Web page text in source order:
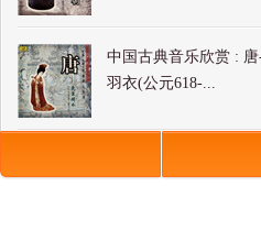
中国古典音乐欣赏 :
羽衣(公元618-...